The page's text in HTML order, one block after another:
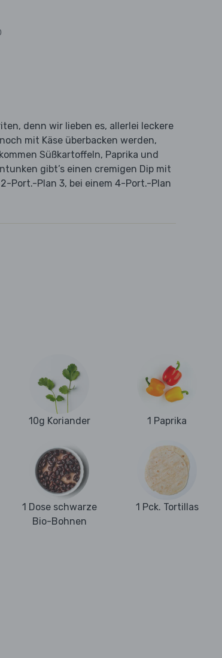
denn wir lieben es, allerlei leckere
mit Käse überbacken werden,
Süßkartoffeln, Paprika und
gibt’s einen cremigen Dip mit
Port.-Plan 3, bei einem 4-Port.-Plan
10g Koriander 1 Paprika
1 Dose schwarze
Bio-Bohnen
1 Pck. Tortillas